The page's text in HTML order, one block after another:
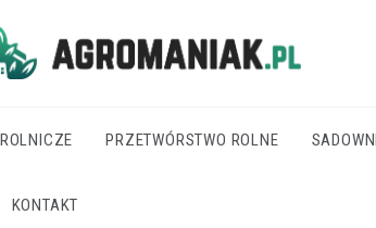
PRZETWÓRSTWO ROLNE
KONTAKT